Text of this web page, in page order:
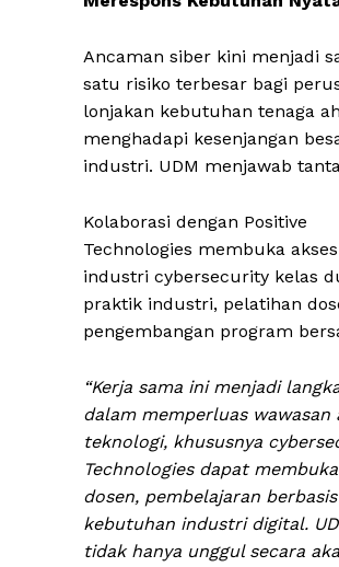
Ancaman siber kini menjadi
satu risiko terbesar bagi
lonjakan kebutuhan tenaga
menghadapi kesenjangan
industri. UDM menjawab
Kolaborasi dengan Positive
Technologies membuka
industri cybersecurity kelas
praktik industri, pelatihan
pengembangan program
“Kerja sama ini menjadi
dalam memperluas
teknologi, khususnya
Technologies dapat
dosen, pembelajaran
kebutuhan industri digital.
tidak hanya unggul secara